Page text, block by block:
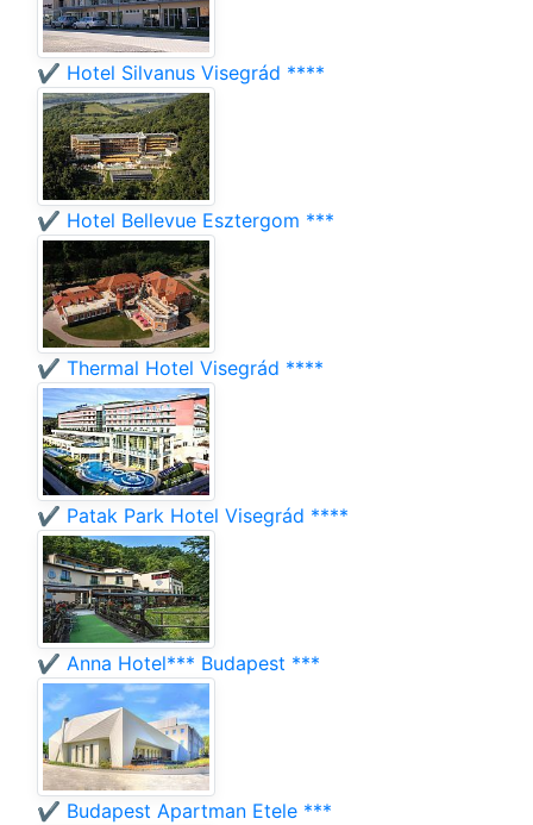
✔️ Hotel Silvanus Visegrád ****
✔️ Hotel Bellevue Esztergom ***
✔️ Thermal Hotel Visegrád ****
✔️ Patak Park Hotel Visegrád ****
✔️ Anna Hotel*** Budapest ***
✔️ Budapest Apartman Etele ***